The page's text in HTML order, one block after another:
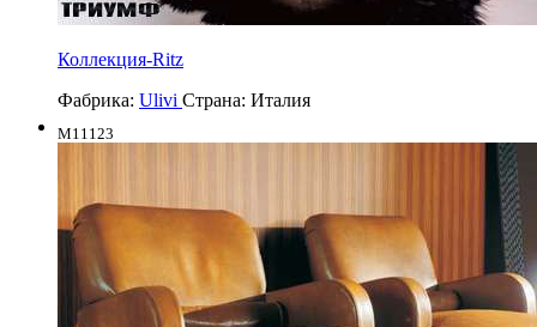
Коллекция-Ritz
Фабрика: Ulivi Страна: Италия
M11123